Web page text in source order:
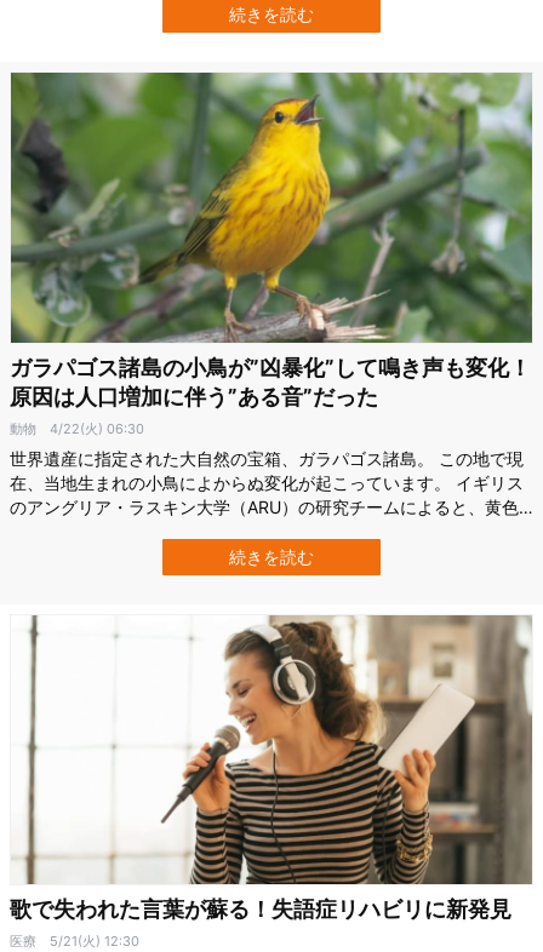
て明らかになりました。 キンカチョウというオーストラリア原産の
小鳥は、幼鳥の時期に複数の大人の鳥から歌を聴きますが、実際に
続きを読む
ガラパゴス諸島の小鳥が”凶暴化”して鳴き声も変化！
原因は人口増加に伴う”ある音”だった
動物 4/22(火) 06:30
世界遺産に指定された大自然の宝箱、ガラパゴス諸島。 この地で現
在、当地生まれの小鳥によからぬ変化が起こっています。 イギリス
のアングリア・ラスキン大学（ARU）の研究チームによると、黄色
よって、鳴き声や行動を大きく変えつつあるというのです。 なぜ、
鳥たちは凶暴化してしまったのでしょうか。 研究の詳細は、2025年
続きを読む
歌で失われた言葉が蘇る！失語症リハビリに新発見
医療 5/21(火) 12:30